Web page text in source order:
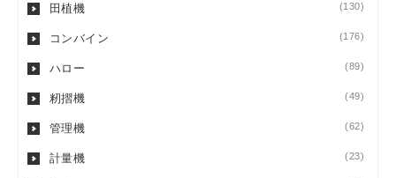
田植機 (130)
コンバイン (176)
ハロー (89)
籾摺機 (49)
管理機 (62)
計量機 (23)